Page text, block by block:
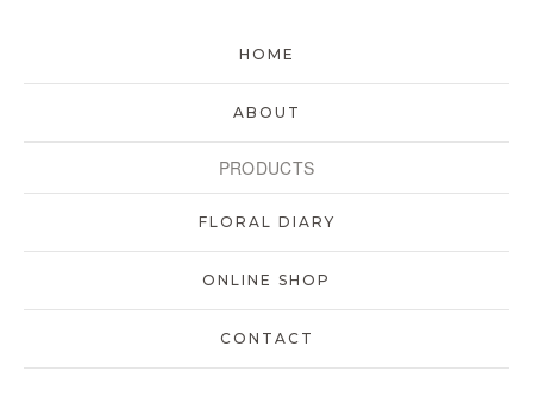
HOME
ABOUT
PRODUCTS
FLORAL DIARY
ONLINE SHOP
CONTACT